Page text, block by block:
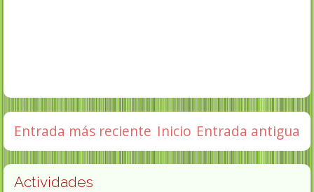
Entrada más reciente Entrada antigua
Inicio
Actividades